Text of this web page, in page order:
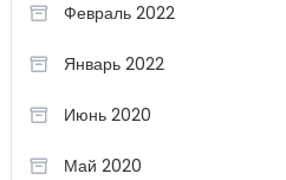
Февраль 2022
Январь 2022
Июнь 2020
Май 2020